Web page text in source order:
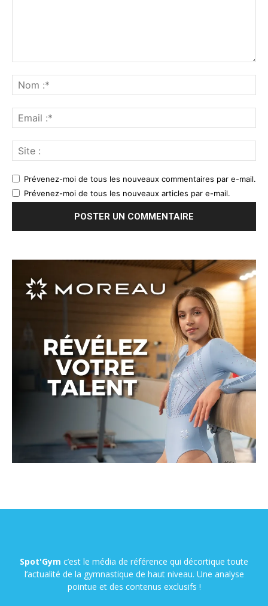
Prévenez-moi de tous les nouveaux commentaires par e-mail.
Prévenez-moi de tous les nouveaux articles par e-mail.
Spot'Gym c’est le média de référence qui décortique toute
l’actualité de la gymnastique de haut niveau. Une analyse
pointue et des contenus exclusifs !